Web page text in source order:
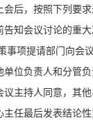
会后，按照下列要
告知会议讨论的重
事项提请部门向会
单位负责人和分管
议主持人同意，其
主任最后发表结论